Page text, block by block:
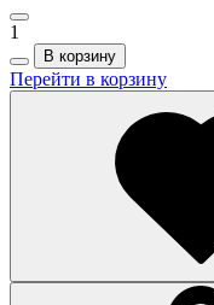
1
В корзину
Перейти в корзину